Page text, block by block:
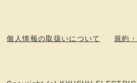
個人情報の取扱いについて 規約